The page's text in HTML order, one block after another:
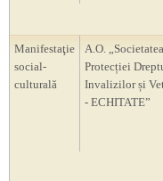
Manifestaţie
social-
culturală
A.O. „Societatea
Protecției
Invalizilor și
- ECHITATE”